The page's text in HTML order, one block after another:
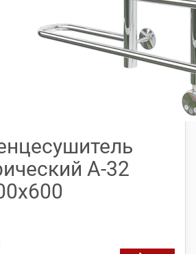
А-32